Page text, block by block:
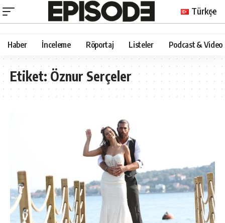
Türkçe
Haber İnceleme Röportaj Listeler Podcast & Video
Etiket:Öznur Serçeler